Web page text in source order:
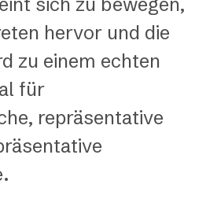
hervor und die
zu einem echten
für
repräsentative